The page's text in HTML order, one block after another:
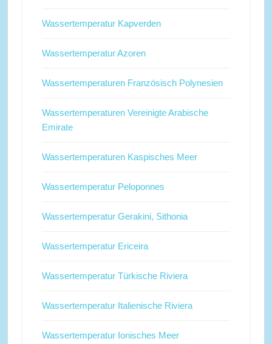
Wassertemperatur Kapverden
Wassertemperatur Azoren
Wassertemperaturen Französisch Polynesien
Wassertemperaturen Vereinigte Arabische
Emirate
Wassertemperaturen Kaspisches Meer
Wassertemperatur Peloponnes
Wassertemperatur Gerakini, Sithonia
Wassertemperatur Ericeira
Wassertemperatur Türkische Riviera
Wassertemperatur Italienische Riviera
Wassertemperatur Ionisches Meer